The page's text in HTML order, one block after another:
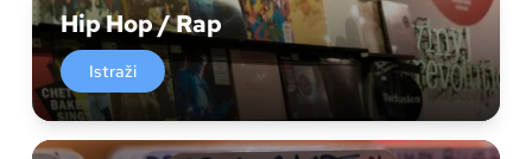
Hip Hop / Rap
Istraži